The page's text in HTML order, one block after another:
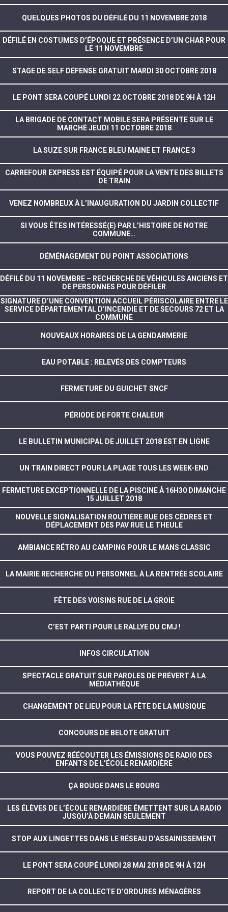
QUELQUES PHOTOS DU DÉFILÉ DU 11 NOVEMBRE 2018
DÉFILÉ EN COSTUMES D’ÉPOQUE ET PRÉSENCE D’UN CHAR POUR
LE 11 NOVEMBRE
STAGE DE SELF DÉFENSE GRATUIT MARDI 30 OCTOBRE 2018
LE PONT SERA COUPÉ LUNDI 22 OCTOBRE 2018 DE 9H À 12H
LA BRIGADE DE CONTACT MOBILE SERA PRÉSENTE SUR LE
MARCHÉ JEUDI 11 OCTOBRE 2018
LA SUZE SUR FRANCE BLEU MAINE ET FRANCE 3
CARREFOUR EXPRESS EST ÉQUIPÉ POUR LA VENTE DES BILLETS
DE TRAIN
VENEZ NOMBREUX À L’INAUGURATION DU JARDIN COLLECTIF
SI VOUS ÊTES INTÉRESSÉ(E) PAR L’HISTOIRE DE NOTRE
COMMUNE…
DÉMÉNAGEMENT DU POINT ASSOCIATIONS
DÉFILÉ DU 11 NOVEMBRE – RECHERCHE DE VÉHICULES ANCIENS ET
DE PERSONNES POUR DÉFILER
SIGNATURE D’UNE CONVENTION ACCUEIL PÉRISCOLAIRE ENTRE LE
SERVICE DÉPARTEMENTAL D’INCENDIE ET DE SECOURS 72 ET LA
COMMUNE
NOUVEAUX HORAIRES DE LA GENDARMERIE
EAU POTABLE : RELEVÉS DES COMPTEURS
FERMETURE DU GUICHET SNCF
PÉRIODE DE FORTE CHALEUR
LE BULLETIN MUNICIPAL DE JUILLET 2018 EST EN LIGNE
UN TRAIN DIRECT POUR LA PLAGE TOUS LES WEEK-END
FERMETURE EXCEPTIONNELLE DE LA PISCINE À 16H30 DIMANCHE
15 JUILLET 2018
NOUVELLE SIGNALISATION ROUTIÈRE RUE DES CÈDRES ET
DÉPLACEMENT DES PAV RUE LE THEULE
AMBIANCE RÉTRO AU CAMPING POUR LE MANS CLASSIC
LA MAIRIE RECHERCHE DU PERSONNEL À LA RENTRÉE SCOLAIRE
FÊTE DES VOISINS RUE DE LA GROIE
C’EST PARTI POUR LE RALLYE DU CMJ !
INFOS CIRCULATION
SPECTACLE GRATUIT SUR PAROLES DE PRÉVERT À LA
MÉDIATHÈQUE
CHANGEMENT DE LIEU POUR LA FÊTE DE LA MUSIQUE
CONCOURS DE BELOTE GRATUIT
VOUS POUVEZ RÉÉCOUTER LES ÉMISSIONS DE RADIO DES
ENFANTS DE L’ÉCOLE RENARDIÈRE
ÇA BOUGE DANS LE BOURG
LES ÉLÈVES DE L’ÉCOLE RENARDIÈRE ÉMETTENT SUR LA RADIO
JUSQU’À DEMAIN SEULEMENT
STOP AUX LINGETTES DANS LE RÉSEAU D’ASSAINISSEMENT
LE PONT SERA COUPÉ LUNDI 28 MAI 2018 DE 9H À 12H
REPORT DE LA COLLECTE D’ORDURES MÉNAGÈRES